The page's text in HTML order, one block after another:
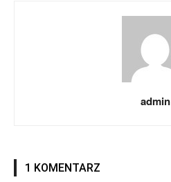
admin
1 KOMENTARZ